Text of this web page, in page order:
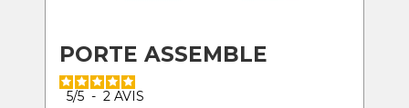
PORTE ASSEMBLE
5/5 - 2 AVIS